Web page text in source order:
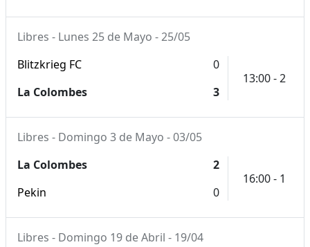
Libres - Lunes 25 de Mayo - 25/05
Blitzkrieg FC
0
La Colombes
3
13:00 - 2
Libres - Domingo 3 de Mayo - 03/05
La Colombes
2
Pekin
0
16:00 - 1
Libres - Domingo 19 de Abril - 19/04